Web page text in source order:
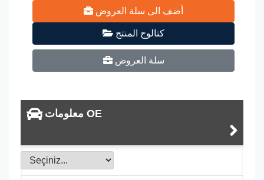
أضف الى سلة العروض
كتالوج المنتج
سلة العروض
معلومات OE